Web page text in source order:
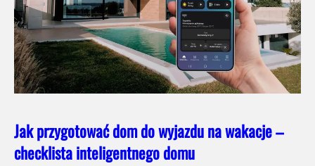
Jak przygotować dom do wyjazdu na wakacje –
checklista inteligentnego domu